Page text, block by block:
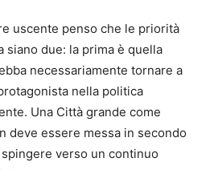
uscente penso che le priorità
siano due: la prima è quella
necessariamente tornare a
nella politica
Una Città grande come
deve essere messa in secondo
verso un continuo